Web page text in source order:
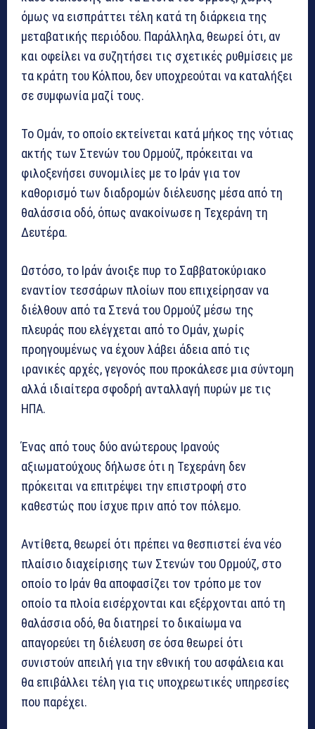
όμως να εισπράττει τέλη κατά τη διάρκεια της
μεταβατικής περιόδου. Παράλληλα, θεωρεί ότι, αν
και οφείλει να συζητήσει τις σχετικές ρυθμίσεις με
τα κράτη του Κόλπου, δεν υποχρεούται να καταλήξει
σε συμφωνία μαζί τους.
Το Ομάν, το οποίο εκτείνεται κατά μήκος της νότιας
ακτής των Στενών του Ορμούζ, πρόκειται να
φιλοξενήσει συνομιλίες με το Ιράν για τον
καθορισμό των διαδρομών διέλευσης μέσα από τη
θαλάσσια οδό, όπως ανακοίνωσε η Τεχεράνη τη
Δευτέρα.
Ωστόσο, το Ιράν άνοιξε πυρ το Σαββατοκύριακο
εναντίον τεσσάρων πλοίων που επιχείρησαν να
διέλθουν από τα Στενά του Ορμούζ μέσω της
πλευράς που ελέγχεται από το Ομάν, χωρίς
προηγουμένως να έχουν λάβει άδεια από τις
ιρανικές αρχές, γεγονός που προκάλεσε μια σύντομη
αλλά ιδιαίτερα σφοδρή ανταλλαγή πυρών με τις
ΗΠΑ.
Ένας από τους δύο ανώτερους Ιρανούς
αξιωματούχους δήλωσε ότι η Τεχεράνη δεν
πρόκειται να επιτρέψει την επιστροφή στο
καθεστώς που ίσχυε πριν από τον πόλεμο.
Αντίθετα, θεωρεί ότι πρέπει να θεσπιστεί ένα νέο
πλαίσιο διαχείρισης των Στενών του Ορμούζ, στο
οποίο το Ιράν θα αποφασίζει τον τρόπο με τον
οποίο τα πλοία εισέρχονται και εξέρχονται από τη
θαλάσσια οδό, θα διατηρεί το δικαίωμα να
απαγορεύει τη διέλευση σε όσα θεωρεί ότι
συνιστούν απειλή για την εθνική του ασφάλεια και
θα επιβάλλει τέλη για τις υποχρεωτικές υπηρεσίες
που παρέχει.